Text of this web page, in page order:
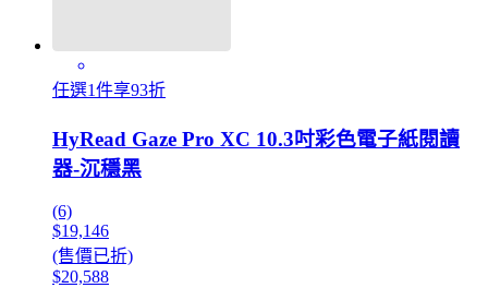
任選1件享93折
HyRead Gaze Pro XC 10.3吋彩色電子紙閱讀
器-沉穩黑
(6)
$19,146
(售價已折)
$20,588